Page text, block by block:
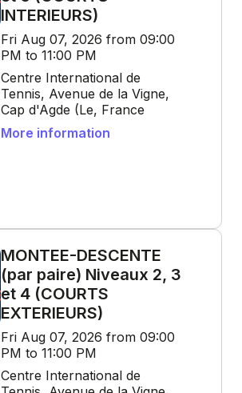
INTERIEURS)
Fri Aug 07, 2026 from 09:00
PM to 11:00 PM
Centre International de
Tennis, Avenue de la Vigne,
Cap d'Agde (Le, France
More information
MONTEE-DESCENTE
(par paire) Niveaux 2, 3
et 4 (COURTS
EXTERIEURS)
Fri Aug 07, 2026 from 09:00
PM to 11:00 PM
Centre International de